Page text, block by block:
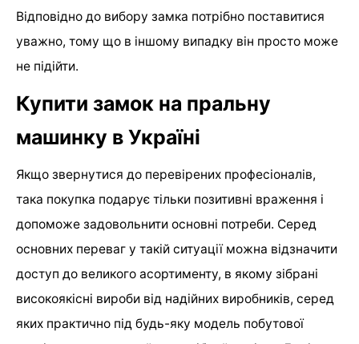
Відповідно до вибору замка потрібно поставитися
уважно, тому що в іншому випадку він просто може
не підійти.
Купити замок на пральну
машинку в Україні
Якщо звернутися до перевірених професіоналів,
така покупка подарує тільки позитивні враження і
допоможе задовольнити основні потреби. Серед
основних переваг у такій ситуації можна відзначити
доступ до великого асортименту, в якому зібрані
високоякісні вироби від надійних виробників, серед
яких практично під будь-яку модель побутової